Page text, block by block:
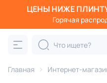
ЦЕНЫ НИЖЕ
Горячая
Главная Интернет-
Категория: Посуда для
столовые приборы